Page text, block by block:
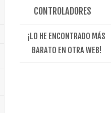
CONTROLADORES
¡LO HE ENCONTRADO MÁS
BARATO EN OTRA WEB!